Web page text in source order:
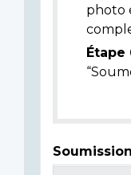
photo
Étape